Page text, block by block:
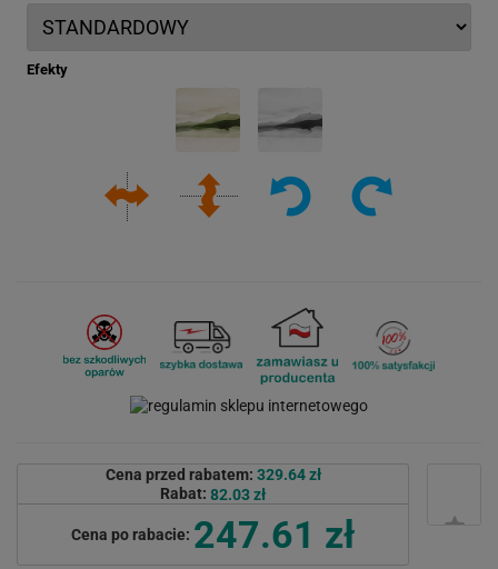
Efekty
Cena przed rabatem: 329.64 zł
Rabat: 82.03 zł
Cena po rabacie: 247.61 zł